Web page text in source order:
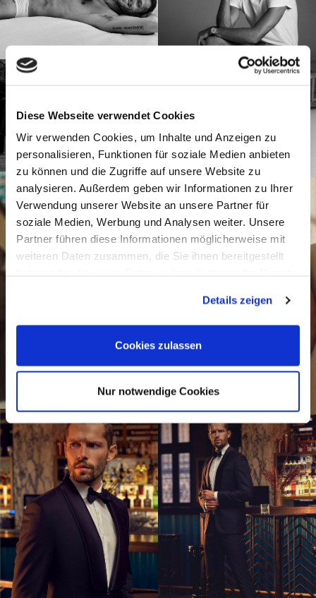
Diese Webseite verwendet Cookies
Wir verwenden Cookies, um Inhalte und Anzeigen zu
personalisieren, Funktionen für soziale Medien anbieten
zu können und die Zugriffe auf unsere Website zu
analysieren. Außerdem geben wir Informationen zu Ihrer
Verwendung unserer Website an unsere Partner für
soziale Medien, Werbung und Analysen weiter. Unsere
Partner führen diese Informationen möglicherweise mit
weiteren Daten zusammen, die Sie ihnen bereitgestellt
Details zeigen
Cookies zulassen
Nur notwendige Cookies